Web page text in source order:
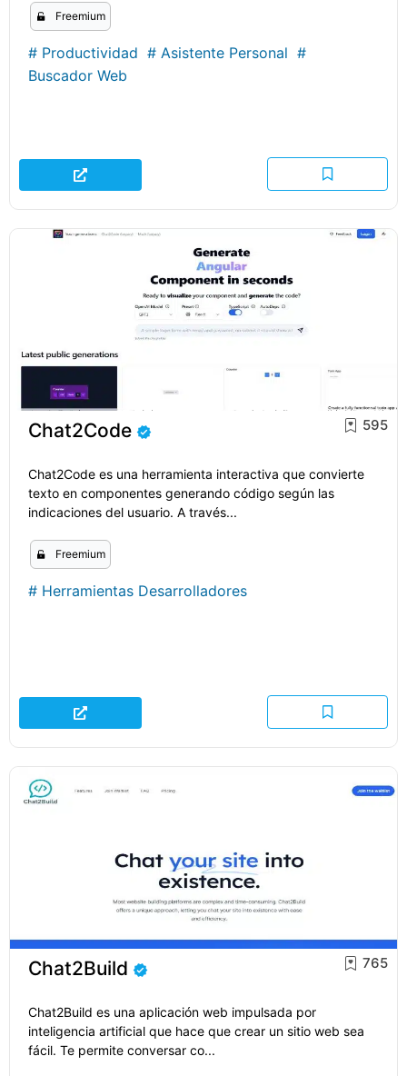
Freemium
# Productividad # Asistente Personal #
Buscador Web
Chat2Code 595
Chat2Code es una herramienta interactiva que convierte
texto en componentes generando código según las
indicaciones del usuario. A través...
Freemium
# Herramientas Desarrolladores
Chat2Build 765
Chat2Build es una aplicación web impulsada por
inteligencia artificial que hace que crear un sitio web sea
fácil. Te permite conversar co...